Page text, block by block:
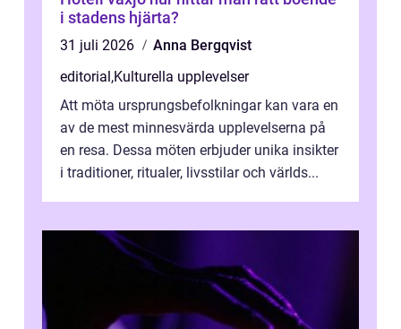
i stadens hjärta?
31 juli 2026
Anna Bergqvist
editorial,Kulturella upplevelser
Att möta ursprungsbefolkningar kan vara en
av de mest minnesvärda upplevelserna på
en resa. Dessa möten erbjuder unika insikter
i traditioner, ritualer, livsstilar och världs...